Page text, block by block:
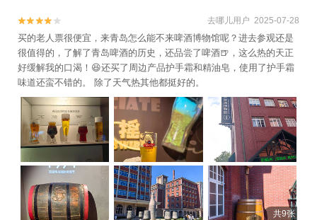

 去哪儿用户 2025-07-28
买的老人票很便宜，来青岛怎么能不来啤酒博物馆呢？进去参观还是
很值得的，了解了青岛啤酒的历史，还品尝了啤酒🍺，这么热的天正
好缓解我的口渴！😆还买了周边产品护手霜和精油皂，使用了护手霜
味道还蛮不错的。 除了天气热其他都挺好的。
共9张